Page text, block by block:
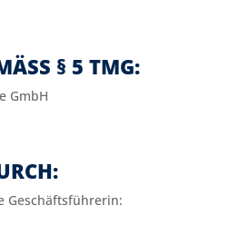
§ 5 TMG:
GmbH
Geschäfts­füh­rerin: